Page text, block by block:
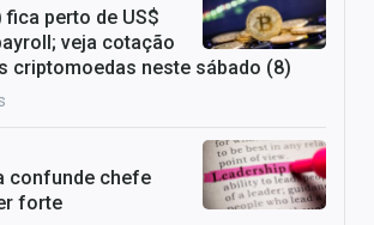
fica perto de US$
veja cotação
criptomoedas neste sábado (8)
confunde chefe
forte